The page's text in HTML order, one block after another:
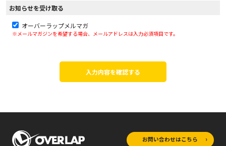
お知らせを受け取る
オーバーラップメルマガ
※メールマガジンを希望する場合、メールアドレスは入力必須項目です。
入力内容を確認する
お問い合わせはこちら